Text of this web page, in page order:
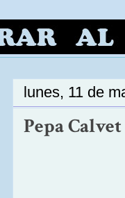
lunes, 11 de
Pepa